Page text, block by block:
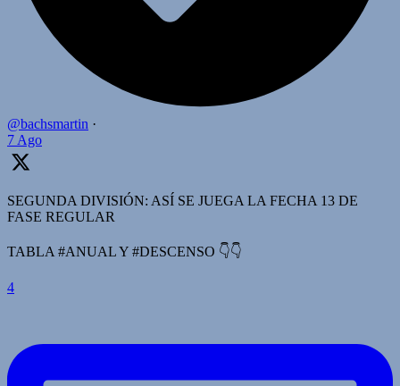
@bachsmartin ·
7 Ago
SEGUNDA DIVISIÓN: ASÍ SE JUEGA LA FECHA 13 DE
FASE REGULAR
TABLA #ANUAL Y #DESCENSO 👇👇
4